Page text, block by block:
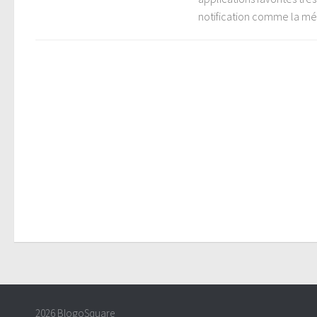
notification comme la
2026 BlogoSquare